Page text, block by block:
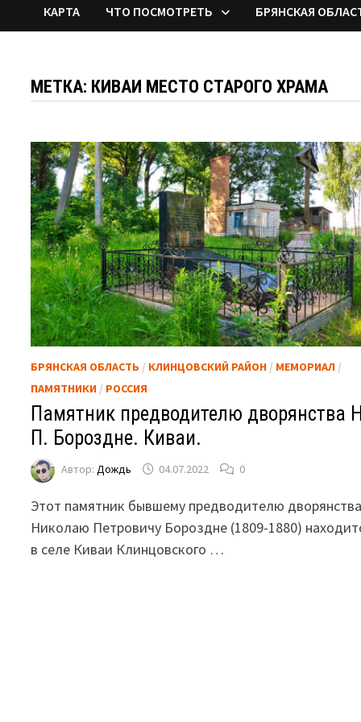
КАРТА ЧТО ПОСМОТРЕТЬ БРЯНСКАЯ
МЕТКА: КИВАИ МЕСТО СТАРОГО ХРАМА
БРЯНСКАЯ ОБЛАСТЬ / КЛИНЦОВСКИЙ РАЙОН / МЕМОРИАЛ /
ПАМЯТНИКИ / РОССИЯ
Памятник предводителю дворянства
П. Бороздне. Киваи.
Автор:Дождь 04.07.2022 0
Этот памятник бывшему предводителю дворянства
Николаю Петровичу Бороздне (1809-1880)
в селе Киваи Клинцовского …